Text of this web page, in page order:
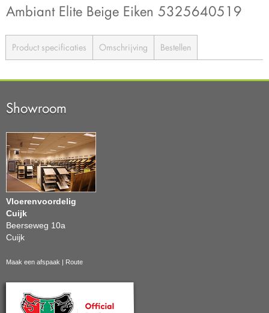
Ambiant Elite Beige Eiken 5325640519
Product specificaties Omschrijving Bestellen
Showroom
Vloerenvoordelig
Cuijk
Beerseweg 10a
Cuijk
Maak een afspaak | Route